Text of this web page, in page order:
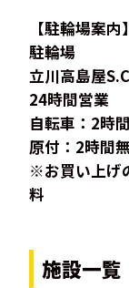
【駐輪場案内】
駐輪場
立川高島屋
24時間営業
自転車：2時
原付：2時間
※お買い上げ
料
施設一覧